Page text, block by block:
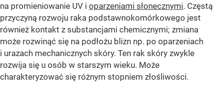
na promieniowanie UV i oparzeniami słonecznymi. Częstą
przyczyną rozwoju raka podstawnokomórkowego jest
również kontakt z substancjami chemicznymi; zmiana
może rozwinąć się na podłożu blizn np. po oparzeniach
i urazach mechanicznych skóry. Ten rak skóry zwykle
rozwija się u osób w starszym wieku. Może
charakteryzować się różnym stopniem złośliwości.